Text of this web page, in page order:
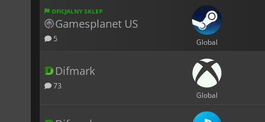
OFICJALNY SKLEP
Gamesplanet US
5 Global
Difmark
73
Global